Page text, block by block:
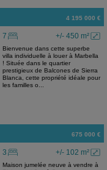
4 195 000 €
+/- 450 m²
7
Bienvenue dans cette superbe
villa individuelle à louer à Marbella
! Située dans le quartier
prestigieux de Balcones de Sierra
Blanca, cette propriété idéale pour
les familles o...
675 000 €
+/- 102 m²
3
Maison jumelée neuve à vendre à